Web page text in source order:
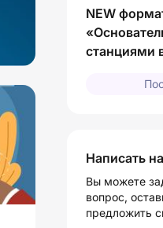
NEW
станциями
Написать
Вы можете
вопрос,
предложить